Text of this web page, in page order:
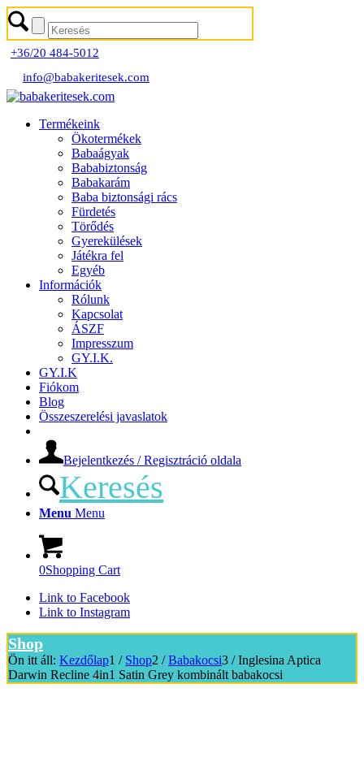
+36/20 484-5012
info@babakeritesek.com
Termékeink
Ökotermékek
Babaágyak
Bababiztonság
Babakarám
Baba biztonsági rács
Fürdetés
Törődés
Gyerekülések
Játékra fel
Egyéb
Információk
Rólunk
Kapcsolat
ÁSZF
Impresszum
GY.I.K.
GY.I.K
Fiókom
Blog
Összeszerelési javaslatok
Bejelentkezés / Regisztráció oldala
Keresés
Menu Menu
0Shopping Cart
Link to Facebook
Link to Instagram
Shop
Ön itt áll: Kezdőlap1 / Shop2 / Babakocsi3 / Inglesina Aptica
Darwin Recline 4in1 Satin Grey kombinált babakocsi